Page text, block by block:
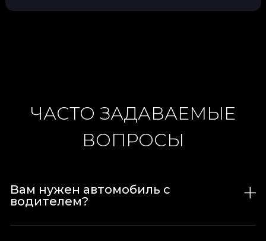
ЧАСТО ЗАДАВАЕМЫЕ
ВОПРОСЫ
Вам нужен автомобиль с
водителем?